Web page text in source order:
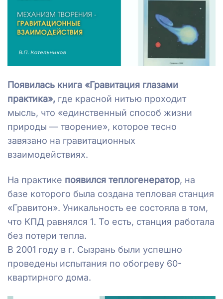
Появилась книга «Гравитация глазами
практика», где красной нитью проходит
мысль, что «единственный способ жизни
природы — творение», которое тесно
завязано на гравитационных
взаимодействиях.
На практике появился теплогенератор, на
базе которого была создана тепловая станция
«Гравитон». Уникальность ее состояла в том,
что КПД равнялся 1. То есть, станция работала
без потери тепла.
В 2001 году в г. Сызрань были успешно
проведены испытания по обогреву 60-
квартирного дома.